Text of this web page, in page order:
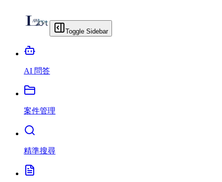
Toggle Sidebar
AI 問答
案件管理
精準搜尋